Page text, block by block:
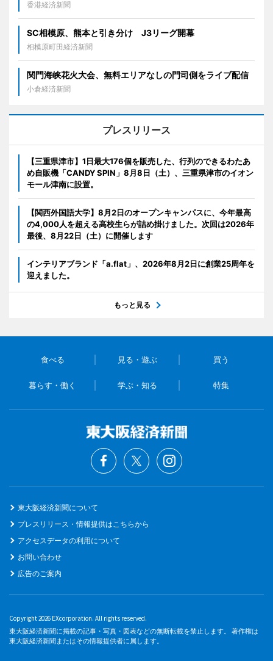
香港経済新聞
SC相模原、熊本と引き分け J3リーグ開幕
相模原町田経済新聞
関門海峡花火大会、無料エリアなしの門司側をライブ配信
小倉経済新聞
プレスリリース
【三重県津市】1日最大176個を販売した、行列のできるわたあ
め自販機「CANDY SPIN」8月8日（土）、三重県津市のイオン
モール津南に設置。
【関西外国語大学】8月2日のオープンキャンパスに、今年最高
の4,000人を超える高校生らが詰め掛けました。次回は2026年
最後、8月22日（土）に開催します
インテリアブランド「a.flat」、2026年8月2日に創業25周年を
迎えました。
もっと見る
食べる 見る・遊ぶ 買う
暮らす・働く 学ぶ・知る 特集
東大阪経済新聞について
プレスリリース・情報提供はこちらから
アクセスデータの利用について
お問い合わせ
広告のご案内
Copyright 2026 EXcorporation. All rights reserved.
東大阪経済新聞に掲載の記事・写真・図表などの無断転載を禁止します。 著作権は
東大阪経済新聞またはその情報提供者に属します。